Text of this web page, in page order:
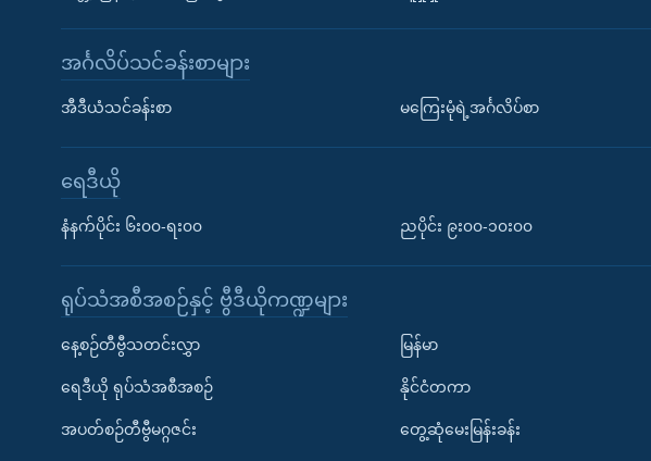
အင်္ဂလိပ်သင်ခန်းစာများ
အီဒီယံသင်ခန်းစာ မကြေးမုံရဲ့အင်္ဂလိပ်စာ
ရေဒီယို
နံနက်ပိုင်း ၆း၀၀-ရး၀၀ ညပိုင်း ၉း၀၀-၁၀း၀၀
ရုပ်သံအစီအစဉ်နှင့် ဗွီဒီယိုကဏ္ဍများ
နေ့စဉ်တီဗွီသတင်းလွှာ
ရေဒီယို ရုပ်သံအစီအစဉ်
အပတ်စဉ်တီဗွီမဂ္ဂဇင်း
မြန်မာ
နိုင်ငံတကာ
တွေ့ဆုံမေးမြန်းခန်း